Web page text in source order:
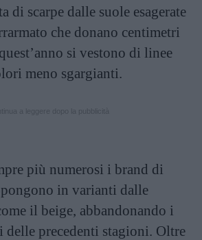
di scarpe dalle suole esagerate
che donano centimetri
si vestono di linee
meno sgargianti.
più numerosi i brand di
in varianti dalle
il beige, abbandonando i
delle precedenti stagioni. Oltre